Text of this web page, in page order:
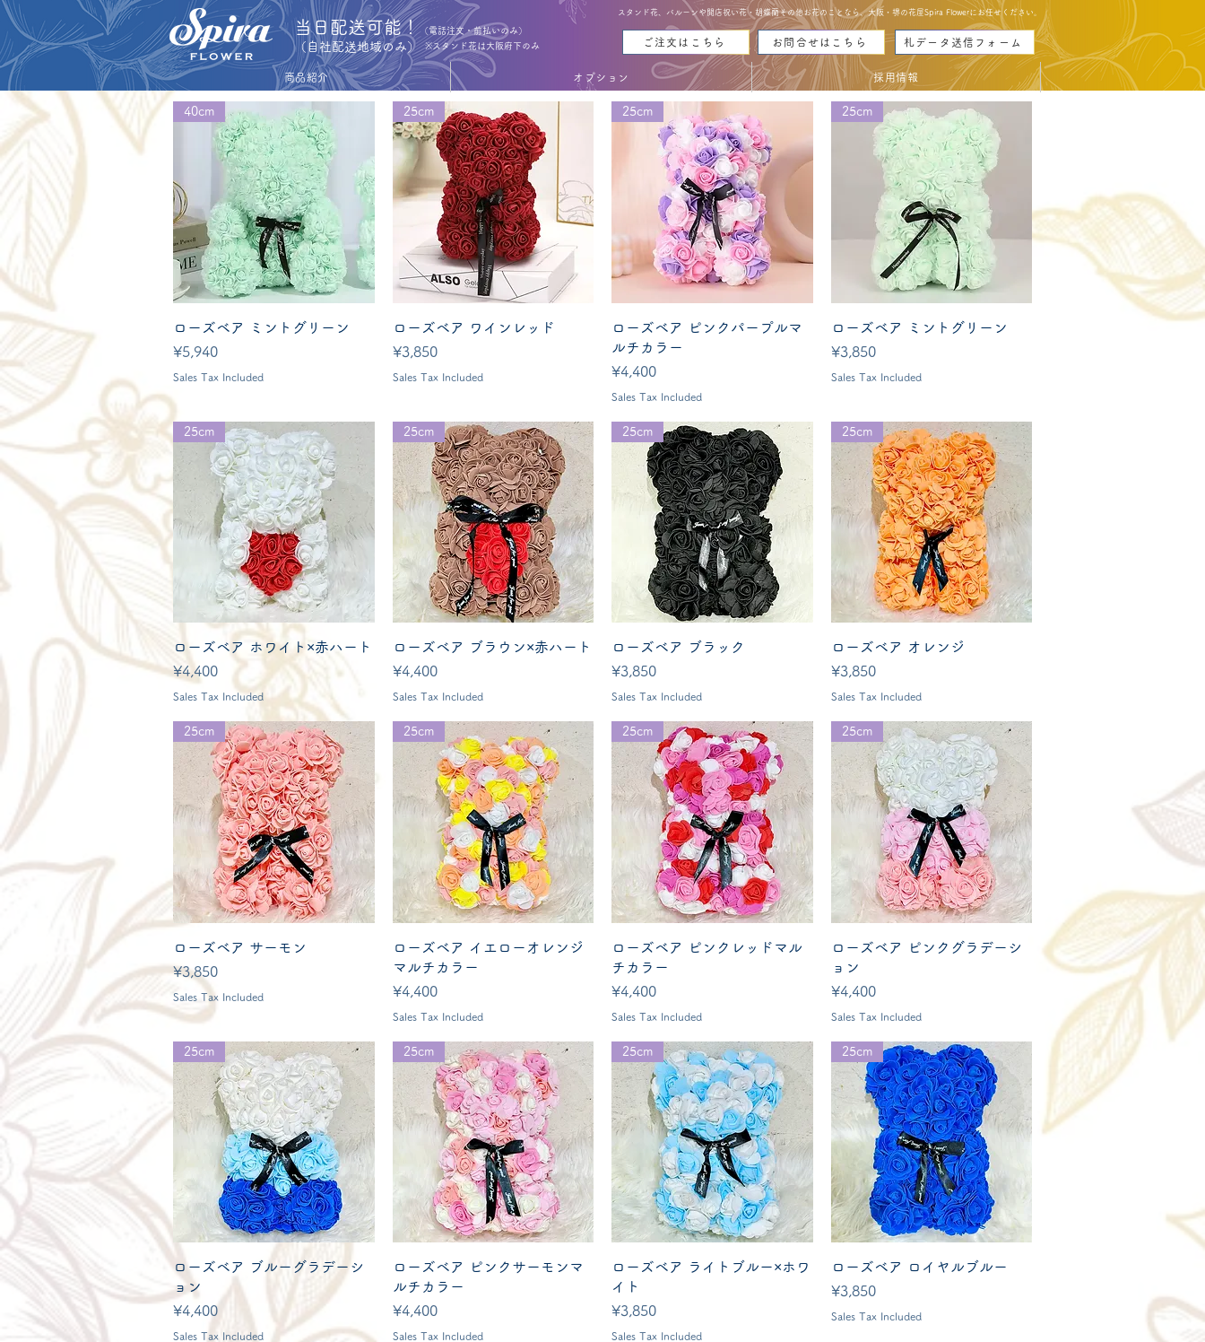
スタンド花、バルーンや開店祝い花・胡蝶蘭その他お花のことなら、大阪・堺の花屋Spira Flowerにお任せください。
​当日配送可能！（電話注文・前払いのみ）
​（自社配送地域のみ） ※スタンド花は大阪府下のみ ご注文はこちら お問合せはこちら 札データ送信フォーム
商品紹介 オプション 採用情報
Quick View
40cm
ローズベア ミントグリーン
Price
¥5,940
Sales Tax Included
Quick View
25cm
ローズベア ワインレッド
Price
¥3,850
Sales Tax Included
Quick View
25cm
ローズベア ピンクパープルマ
ルチカラー
Price
¥4,400
Sales Tax Included
Quick View
25cm
ローズベア ミントグリーン
Price
¥3,850
Sales Tax Included
Quick View
25cm
ローズベア ホワイト×赤ハート
Price
¥4,400
Sales Tax Included
Quick View
25cm
ローズベア ブラウン×赤ハート
Price
¥4,400
Sales Tax Included
Quick View
25cm
ローズベア ブラック
Price
¥3,850
Sales Tax Included
Quick View
25cm
ローズベア オレンジ
Price
¥3,850
Sales Tax Included
Quick View
25cm
ローズベア サーモン
Price
¥3,850
Sales Tax Included
Quick View
25cm
ローズベア イエローオレンジ
マルチカラー
Price
¥4,400
Sales Tax Included
Quick View
25cm
ローズベア ピンクレッドマル
チカラー
Price
¥4,400
Sales Tax Included
Quick View
25cm
ローズベア ピンクグラデーシ
ョン
Price
¥4,400
Sales Tax Included
Quick View
25cm
ローズベア ブルーグラデーシ
ョン
Price
¥4,400
Sales Tax Included
Quick View
25cm
ローズベア ピンクサーモンマ
ルチカラー
Price
¥4,400
Sales Tax Included
Quick View
25cm
ローズベア ライトブルー×ホワ
イト
Price
¥3,850
Sales Tax Included
Quick View
25cm
ローズベア ロイヤルブルー
Price
¥3,850
Sales Tax Included